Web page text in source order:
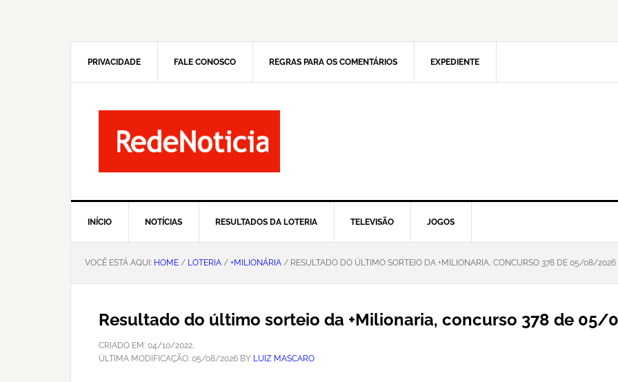
PRIVACIDADE FALE CONOSCO REGRAS PARA OS COMENTÁRIOS EXPEDIENTE
INÍCIO NOTÍCIAS RESULTADOS DA LOTERIA TELEVISÃO JOGOS
VOCÊ ESTÁ AQUI: HOME / LOTERIA / +MILIONÁRIA / RESULTADO DO ÚLTIMO SORTEIO DA +MILIONARIA, CONCURSO 378 DE 05/08/2026
Resultado do último sorteio da +Milionaria, concurso 378 de
CRIADO EM: 04/10/2022,
ÚLTIMA MODIFICAÇÃO: 05/08/2026 BY LUIZ MASCARO